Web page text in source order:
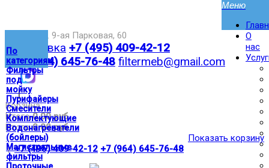
По
категориям
Фильтры
под
мойку
Пурифайеры
Смесители
Комплектующие
Водонагреватели
(бойлеры)
Магистральные
фильтры
Москва,ул. 9-ая Парковая, 60
Доставка +7 (495) 409-42-12
+7 (964) 645-76-48 filtermeb@gmail.com
|
Корзина:
Итого0.00 руб
Итого0.00 руб
Показать корзину
| +7 (495) 409-42-12 +7 (964) 645-76-48
О
нас